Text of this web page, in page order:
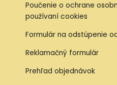
Poučenie o ochrane
používaní cookies
Formulár na odstúpenie
Reklamačný formulár
Prehľad objednávok